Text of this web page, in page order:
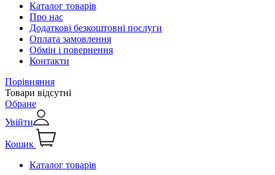
Каталог товарів
Про нас
Додаткові безкоштовні послуги
Оплата замовлення
Обмін і повернення
Контакти
Порівняння
Товари відсутні
Обране
Увійти
Кошик
Каталог товарів